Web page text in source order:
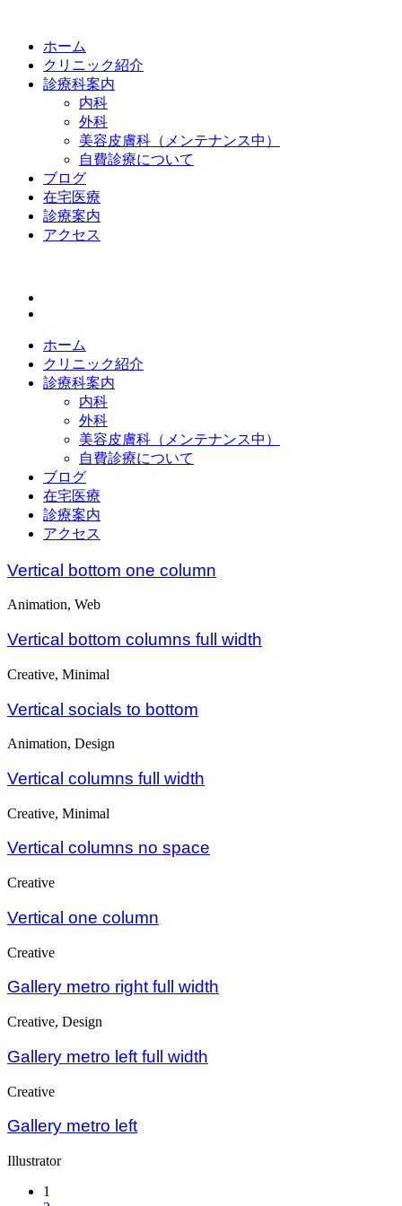
ホーム
クリニック紹介
診療科案内
内科
外科
美容皮膚科（メンテナンス中）
自費診療について
ブログ
在宅医療
診療案内
アクセス
ホーム
クリニック紹介
診療科案内
内科
外科
美容皮膚科（メンテナンス中）
自費診療について
ブログ
在宅医療
診療案内
アクセス
Vertical bottom one column
Animation, Web
Vertical bottom columns full width
Creative, Minimal
Vertical socials to bottom
Animation, Design
Vertical columns full width
Creative, Minimal
Vertical columns no space
Creative
Vertical one column
Creative
Gallery metro right full width
Creative, Design
Gallery metro left full width
Creative
Gallery metro left
Illustrator
1